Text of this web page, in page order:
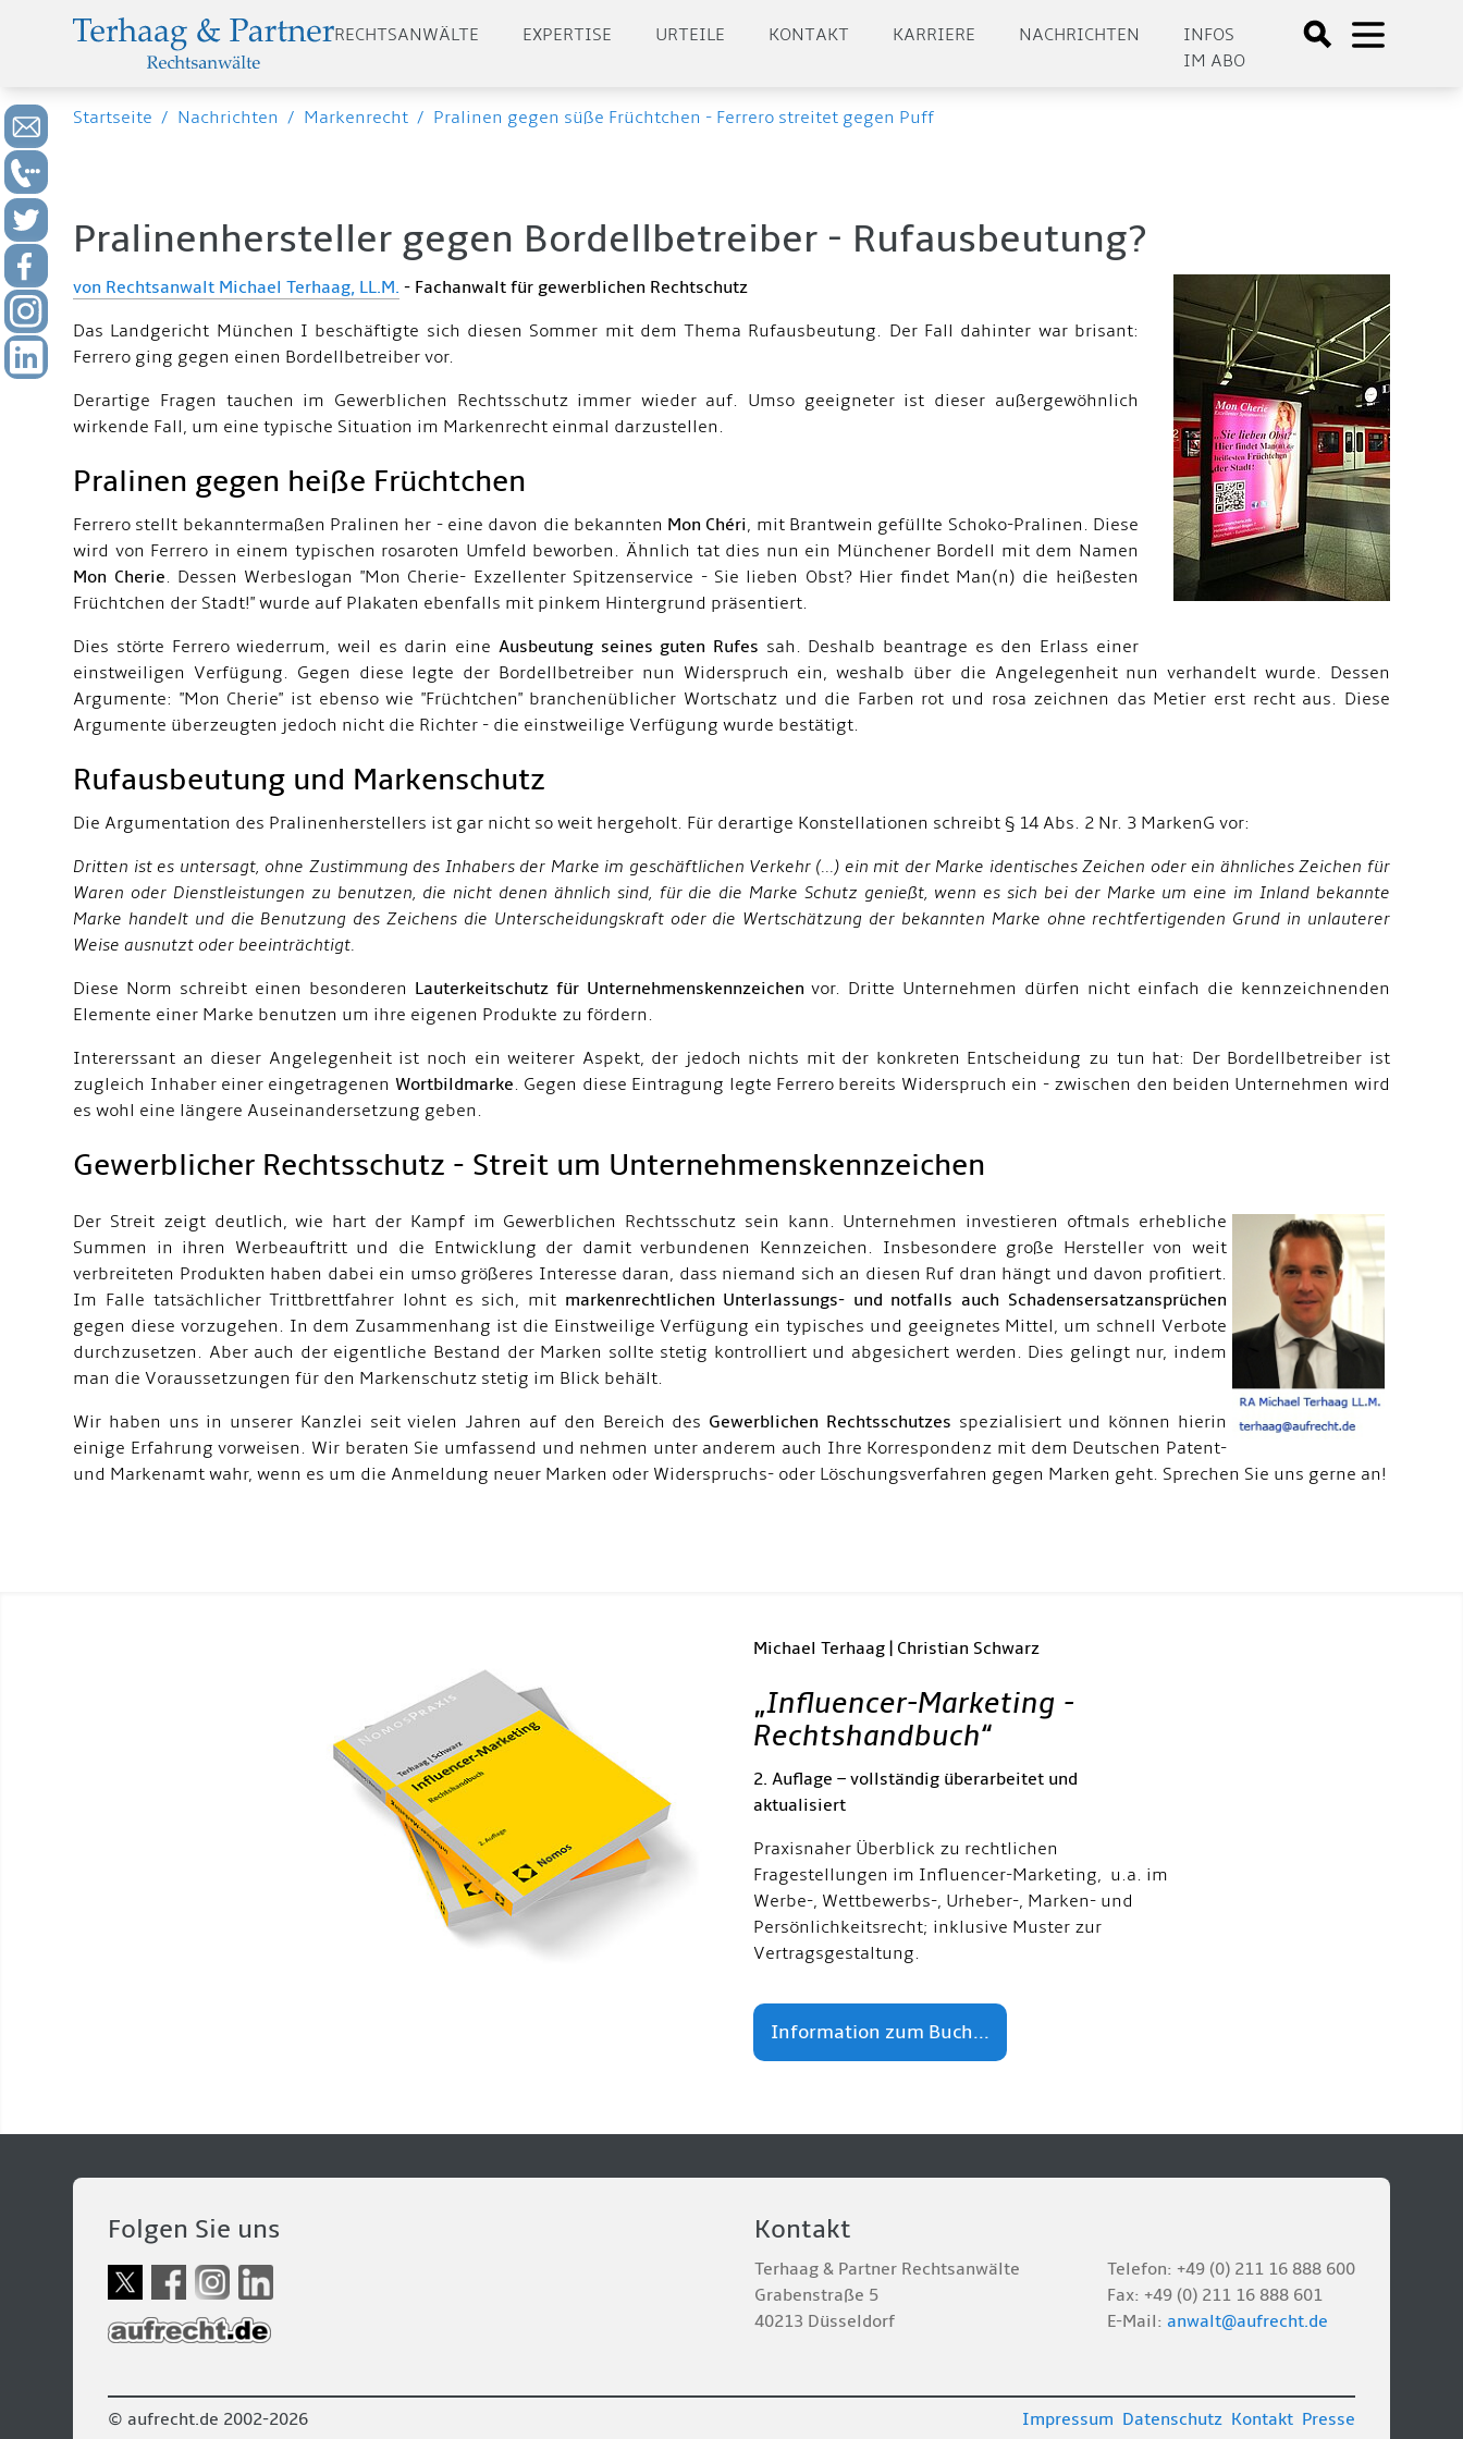
RECHTSANWÄLTE EXPERTISE URTEILE KONTAKT KARRIERE NACHRICHTEN
INFOS
IM ABO
Startseite / Nachrichten / Markenrecht / Pralinen gegen süße Früchtchen - Ferrero streitet gegen Puff
Pralinenhersteller gegen Bordellbetreiber - Rufausbeutung?
von Rechtsanwalt Michael Terhaag, LL.M. - Fachanwalt für gewerblichen Rechtschutz
Das Landgericht München I beschäftigte sich diesen Sommer mit dem Thema Rufausbeutung. Der Fall dahinter war brisant:
Ferrero ging gegen einen Bordellbetreiber vor.
Derartige Fragen tauchen im Gewerblichen Rechtsschutz immer wieder auf. Umso geeigneter ist dieser außergewöhnlich
wirkende Fall, um eine typische Situation im Markenrecht einmal darzustellen.
Pralinen gegen heiße Früchtchen
Ferrero stellt bekanntermaßen Pralinen her - eine davon die bekannten Mon Chéri, mit Brantwein gefüllte Schoko-Pralinen. Diese
wird von Ferrero in einem typischen rosaroten Umfeld beworben. Ähnlich tat dies nun ein Münchener Bordell mit dem Namen
Mon Cherie. Dessen Werbeslogan "Mon Cherie- Exzellenter Spitzenservice - Sie lieben Obst? Hier findet Man(n) die heißesten
Früchtchen der Stadt!" wurde auf Plakaten ebenfalls mit pinkem Hintergrund präsentiert.
Dies störte Ferrero wiederrum, weil es darin eine Ausbeutung seines guten Rufes sah. Deshalb beantrage es den Erlass einer
einstweiligen Verfügung. Gegen diese legte der Bordellbetreiber nun Widerspruch ein, weshalb über die Angelegenheit nun verhandelt wurde. Dessen
Argumente: "Mon Cherie" ist ebenso wie "Früchtchen" branchenüblicher Wortschatz und die Farben rot und rosa zeichnen das Metier erst recht aus. Diese
Argumente überzeugten jedoch nicht die Richter - die einstweilige Verfügung wurde bestätigt.
Rufausbeutung und Markenschutz
Die Argumentation des Pralinenherstellers ist gar nicht so weit hergeholt. Für derartige Konstellationen schreibt § 14 Abs. 2 Nr. 3 MarkenG vor:
Dritten ist es untersagt, ohne Zustimmung des Inhabers der Marke im geschäftlichen Verkehr (...) ein mit der Marke identisches Zeichen oder ein ähnliches Zeichen für
Waren oder Dienstleistungen zu benutzen, die nicht denen ähnlich sind, für die die Marke Schutz genießt, wenn es sich bei der Marke um eine im Inland bekannte
Marke handelt und die Benutzung des Zeichens die Unterscheidungskraft oder die Wertschätzung der bekannten Marke ohne rechtfertigenden Grund in unlauterer
Weise ausnutzt oder beeinträchtigt.
Diese Norm schreibt einen besonderen Lauterkeitschutz für Unternehmenskennzeichen vor. Dritte Unternehmen dürfen nicht einfach die kennzeichnenden
Elemente einer Marke benutzen um ihre eigenen Produkte zu fördern.
Intererssant an dieser Angelegenheit ist noch ein weiterer Aspekt, der jedoch nichts mit der konkreten Entscheidung zu tun hat: Der Bordellbetreiber ist
zugleich Inhaber einer eingetragenen Wortbildmarke. Gegen diese Eintragung legte Ferrero bereits Widerspruch ein - zwischen den beiden Unternehmen wird
es wohl eine längere Auseinandersetzung geben.
Gewerblicher Rechtsschutz - Streit um Unternehmenskennzeichen
Der Streit zeigt deutlich, wie hart der Kampf im Gewerblichen Rechtsschutz sein kann. Unternehmen investieren oftmals erhebliche
Summen in ihren Werbeauftritt und die Entwicklung der damit verbundenen Kennzeichen. Insbesondere große Hersteller von weit
verbreiteten Produkten haben dabei ein umso größeres Interesse daran, dass niemand sich an diesen Ruf dran hängt und davon profitiert.
Im Falle tatsächlicher Trittbrettfahrer lohnt es sich, mit markenrechtlichen Unterlassungs- und notfalls auch Schadensersatzansprüchen
gegen diese vorzugehen. In dem Zusammenhang ist die Einstweilige Verfügung ein typisches und geeignetes Mittel, um schnell Verbote
durchzusetzen. Aber auch der eigentliche Bestand der Marken sollte stetig kontrolliert und abgesichert werden. Dies gelingt nur, indem
man die Voraussetzungen für den Markenschutz stetig im Blick behält.
Wir haben uns in unserer Kanzlei seit vielen Jahren auf den Bereich des Gewerblichen Rechtsschutzes spezialisiert und können hierin
einige Erfahrung vorweisen. Wir beraten Sie umfassend und nehmen unter anderem auch Ihre Korrespondenz mit dem Deutschen Patent-
und Markenamt wahr, wenn es um die Anmeldung neuer Marken oder Widerspruchs- oder Löschungsverfahren gegen Marken geht. Sprechen Sie uns gerne an!
Michael Terhaag | Christian Schwarz
„Influencer-Marketing -
Rechtshandbuch“
2. Auflage – vollständig überarbeitet und
aktualisiert
Praxisnaher Überblick zu rechtlichen
Fragestellungen im Influencer-Marketing, u.a. im
Werbe-, Wettbewerbs-, Urheber-, Marken- und
Persönlichkeitsrecht; inklusive Muster zur
Vertragsgestaltung.
Information zum Buch...
Folgen Sie uns Kontakt
Terhaag & Partner Rechtsanwälte
Grabenstraße 5
40213 Düsseldorf
Telefon: +49 (0) 211 16 888 600
Fax: +49 (0) 211 16 888 601
E-Mail: anwalt@aufrecht.de
© aufrecht.de 2002-2026 Impressum Datenschutz Kontakt Presse